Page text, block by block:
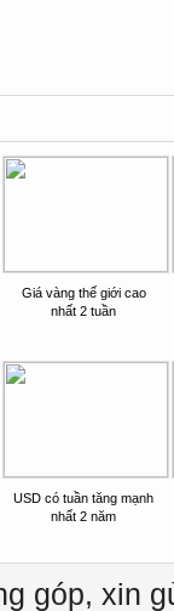
Giá vàng thế giới cao
nhất 2 tuần
USD có tuần tăng mạnh
nhất 2 năm
góp, xin